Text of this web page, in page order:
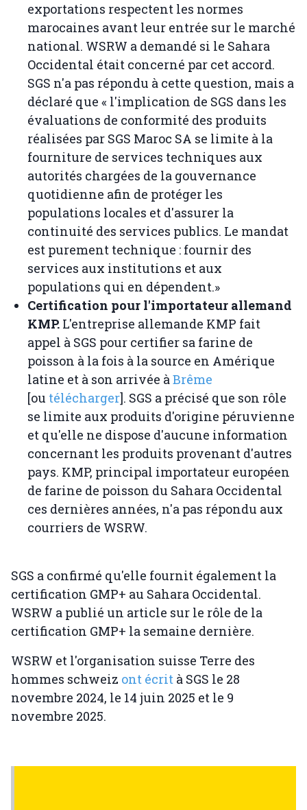
exportations respectent les normes
marocaines avant leur entrée sur le marché
national. WSRW a demandé si le Sahara
Occidental était concerné par cet accord.
SGS n'a pas répondu à cette question, mais a
déclaré que « l'implication de SGS dans les
évaluations de conformité des produits
réalisées par SGS Maroc SA se limite à la
fourniture de services techniques aux
autorités chargées de la gouvernance
quotidienne afin de protéger les
populations locales et d'assurer la
continuité des services publics. Le mandat
est purement technique : fournir des
services aux institutions et aux
populations qui en dépendent.»
Certification pour l'importateur allemand
KMP. L'entreprise allemande KMP fait
appel à SGS pour certifier sa farine de
poisson à la fois à la source en Amérique
latine et à son arrivée àBrême
[ou télécharger]. SGS a précisé que son rôle
se limite aux produits d'origine péruvienne
et qu'elle ne dispose d'aucune information
concernant les produits provenant d'autres
pays. KMP, principal importateur européen
de farine de poisson du Sahara Occidental
ces dernières années, n'a pas répondu aux
courriers de WSRW.
SGS a confirmé qu'elle fournit également la
certification GMP+ au Sahara Occidental.
WSRW a publié un article sur le rôle de la
certification GMP+ la semaine dernière.
WSRW et l'organisation suisse Terre des
hommes schweiz ont écrit à SGS le 28
novembre 2024, le 14 juin 2025 et le 9
novembre 2025.